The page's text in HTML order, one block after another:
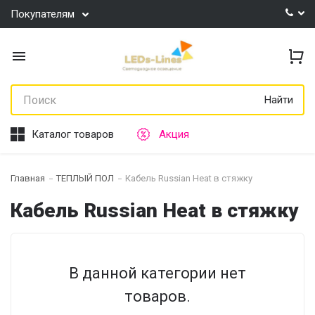
Покупателям
Найти
Каталог товаров Акция
Главная ТЕПЛЫЙ ПОЛ Кабель Russian Heat в стяжку
Кабель Russian Heat в стяжку
В данной категории нет
товаров.